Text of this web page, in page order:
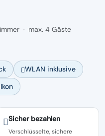
· max. 4 Gäste
WLAN inklusive
Sicher bezahlen
Verschlüsselte, sichere